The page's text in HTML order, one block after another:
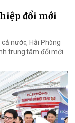
đổi mới
nước, Hải Phòng
trung tâm đổi mới